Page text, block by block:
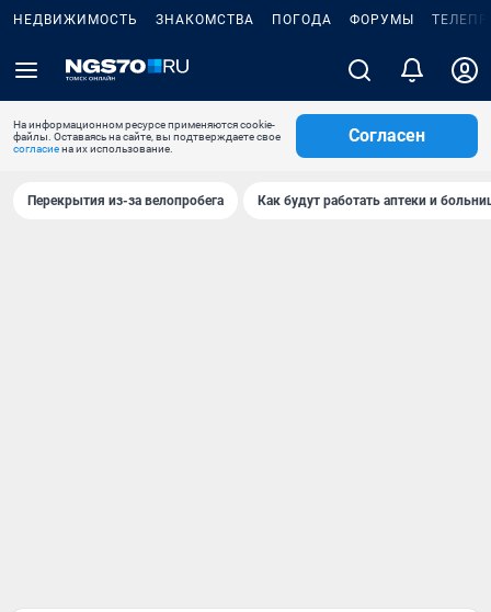
НЕДВИЖИМОСТЬ ЗНАКОМСТВА ПОГОДА ФОРУМЫ
На информационном ресурсе применяются cookie-
файлы. Оставаясь на сайте, вы подтверждаете свое
согласиена их использование.
Согласен
Перекрытия из-за велопробега Как будут работать аптеки и